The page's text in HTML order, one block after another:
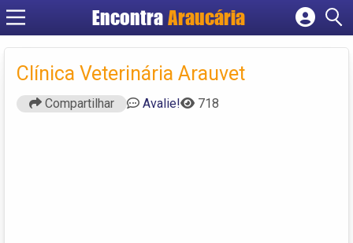
EncontraAraucária
Cadastrar empresa
Criar conta
Clínica Veterinária Arauvet
Compartilhar Avalie! 718